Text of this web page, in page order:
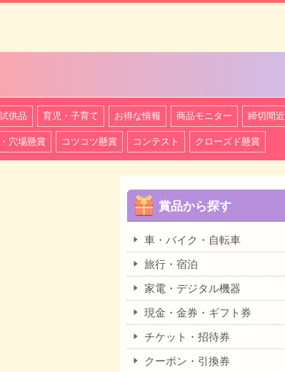
供品 育児・子育て お得な情報 商品モニター 締切間近
穴場懸賞 コツコツ懸賞 コンテスト クローズド懸賞
賞品から探す
車・バイク・自転車
旅行・宿泊
家電・デジタル機器
現金・金券・ギフト券
チケット・招待券
クーポン・引換券